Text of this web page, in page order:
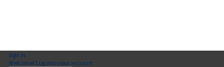
Sign in
Welcome! Log into your account